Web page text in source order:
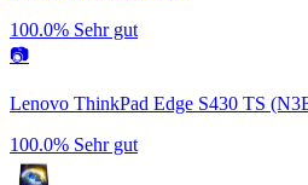
100.0% Sehr gut
📷
Lenovo ThinkPad Edge S430 TS
100.0% Sehr gut